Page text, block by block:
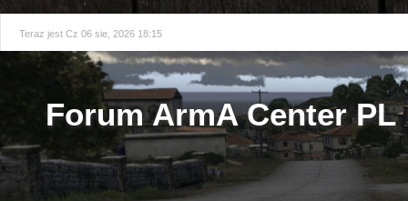
Teraz jest Cz 06 sie, 2026 18:15
Forum ArmA Center PL